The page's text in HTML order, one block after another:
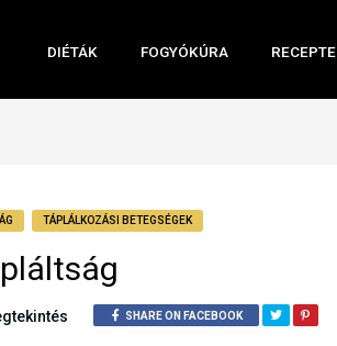
DIÉTÁK FOGYÓKÚRA
TÁPLÁLKOZÁSI BETEGSÉGEK
SHARE ON FACEBOOK